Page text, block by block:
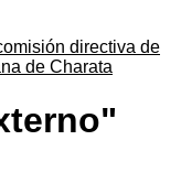
directiva de
de Charata